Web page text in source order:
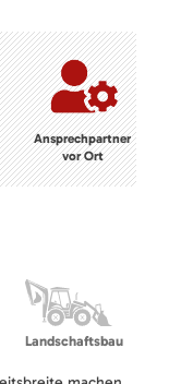
Ansprechpartner
vor Ort
Landschaftsbau